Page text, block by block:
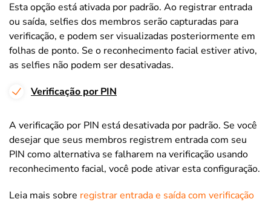
Esta opção está ativada por padrão. Ao registrar entrada
ou saída, selfies dos membros serão capturadas para
verificação, e podem ser visualizadas posteriormente em
folhas de ponto. Se o reconhecimento facial estiver ativo,
as selfies não podem ser desativadas.
Verificação por PIN
A verificação por PIN está desativada por padrão. Se você
desejar que seus membros registrem entrada com seu
PIN como alternativa se falharem na verificação usando
reconhecimento facial, você pode ativar esta configuração.
Leia mais sobre registrar entrada e saída com verificação